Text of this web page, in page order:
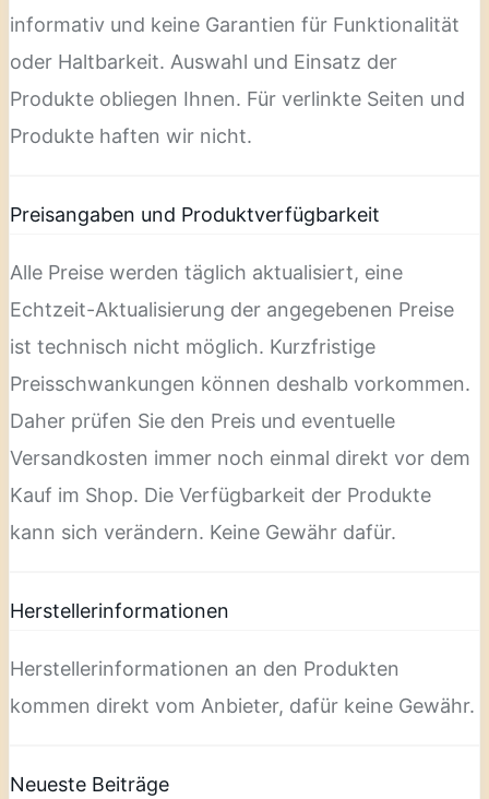
informativ und keine Garantien für Funktionalität
oder Haltbarkeit. Auswahl und Einsatz der
Produkte obliegen Ihnen. Für verlinkte Seiten und
Produkte haften wir nicht.
Preisangaben und Produktverfügbarkeit
Alle Preise werden täglich aktualisiert, eine
Echtzeit-Aktualisierung der angegebenen Preise
ist technisch nicht möglich. Kurzfristige
Preisschwankungen können deshalb vorkommen.
Daher prüfen Sie den Preis und eventuelle
Versandkosten immer noch einmal direkt vor dem
Kauf im Shop. Die Verfügbarkeit der Produkte
kann sich verändern. Keine Gewähr dafür.
Herstellerinformationen
Herstellerinformationen an den Produkten
kommen direkt vom Anbieter, dafür keine Gewähr.
Neueste Beiträge